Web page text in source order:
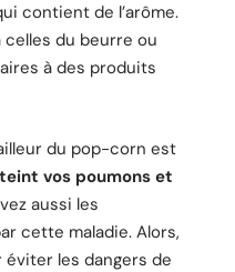
contient de l’arôme.
du beurre ou
à des produits
du pop-corn est
vos poumons et
aussi les
cette maladie. Alors,
éviter les dangers de